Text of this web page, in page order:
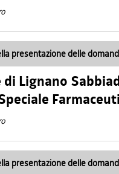
presentazione delle
Lignano
presentazione delle